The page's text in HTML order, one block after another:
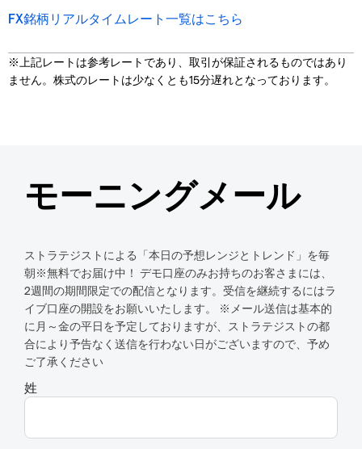
FX銘柄リアルタイムレート一覧はこちら
※上記レートは参考レートであり、取引が保証されるものではあり
ません。株式のレートは少なくとも15分遅れとなっております。
モーニングメール
ストラテジストによる「本日の予想レンジとトレンド」を毎
朝※無料でお届け中！ デモ口座のみお持ちのお客さまには、
2週間の期間限定での配信となります。受信を継続するにはラ
イブ口座の開設をお願いいたします。 ※メール送信は基本的
に月～金の平日を予定しておりますが、ストラテジストの都
合により予告なく送信を行わない日がございますので、予め
ご了承ください
姓